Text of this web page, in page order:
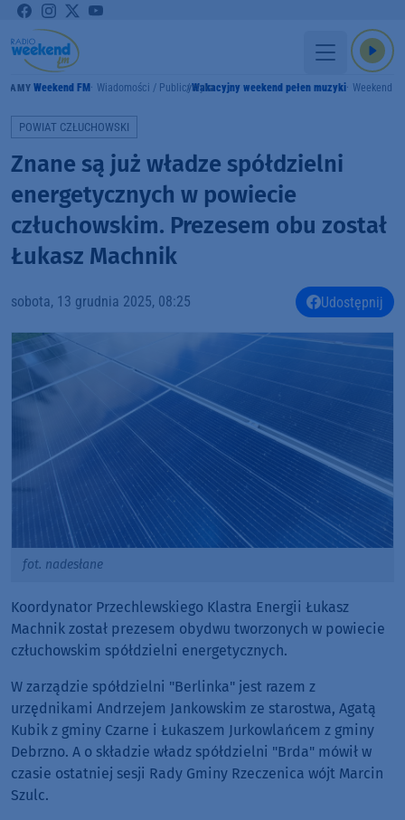
Weekend FM Wiadomości / PublicystykaWakacyjny weekend pełen muzyki Weekend
POWIAT CZŁUCHOWSKI
Znane są już władze spółdzielni
energetycznych w powiecie
człuchowskim. Prezesem obu został
Łukasz Machnik
sobota, 13 grudnia 2025, 08:25 Udostępnij
fot. nadesłane
Koordynator Przechlewskiego Klastra Energii Łukasz
Machnik został prezesem obydwu tworzonych w powiecie
człuchowskim spółdzielni energetycznych.
W zarządzie spółdzielni "Berlinka" jest razem z
urzędnikami Andrzejem Jankowskim ze starostwa, Agatą
Kubik z gminy Czarne i Łukaszem Jurkowlańcem z gminy
Debrzno. A o składzie władz spółdzielni "Brda" mówił w
czasie ostatniej sesji Rady Gminy Rzeczenica wójt Marcin
Szulc.